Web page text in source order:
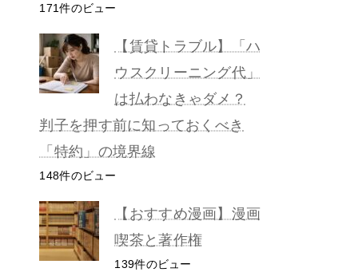
171件のビュー
【賃貸トラブル】「ハ
ウスクリーニング代」
は払わなきゃダメ？
判子を押す前に知っておくべき
「特約」の境界線
148件のビュー
【おすすめ漫画】漫画
喫茶と著作権
139件のビュー